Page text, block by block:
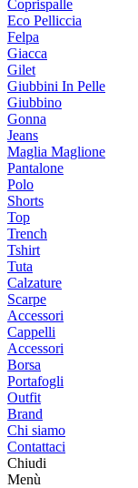
Coprispalle
Eco Pelliccia
Felpa
Giacca
Gilet
Giubbini In Pelle
Giubbino
Gonna
Jeans
Maglia Maglione
Pantalone
Polo
Shorts
Top
Trench
Tshirt
Tuta
Calzature
Scarpe
Accessori
Cappelli
Accessori
Borsa
Portafogli
Outfit
Brand
Chi siamo
Contattaci
Chiudi
Menù